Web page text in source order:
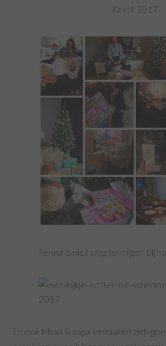
Kerst 2017
Fenna is niet weg te krijgen bij
En ook Milan & papa vermaken zich